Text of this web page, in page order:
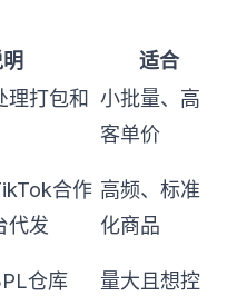
适合
理打包和
小批量、高
客单价
合作
代发
高频、标准
化商品
仓库
量大且想控